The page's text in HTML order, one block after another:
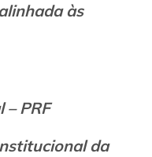
às
PRF
da